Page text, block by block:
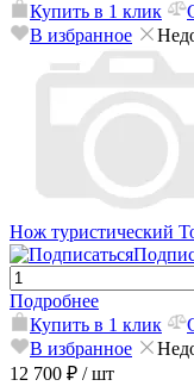
Купить в 1 клик
В избранное
Нож туристический
Подробнее
Купить в 1 клик
В избранное
12 700 ₽ / шт